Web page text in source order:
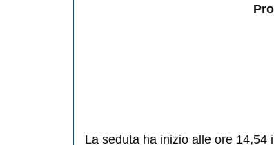
La seduta ha inizio alle ore 14,54